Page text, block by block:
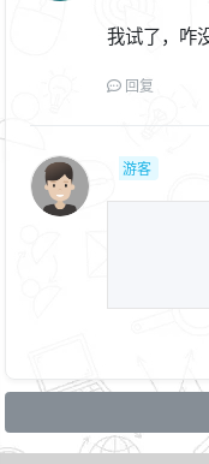
我试了，咋
回复
游客